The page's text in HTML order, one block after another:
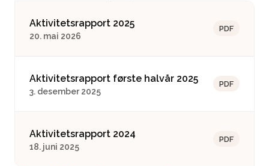
Aktivitetsrapport 2025
20. mai 2026
PDF
Aktivitetsrapport første halvår 2025
3. desember 2025
PDF
Aktivitetsrapport 2024
18. juni 2025
PDF